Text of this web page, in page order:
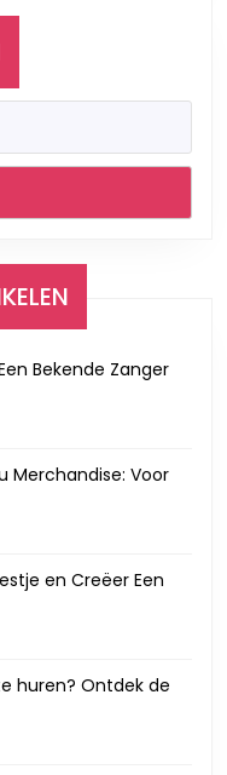
Bekende Zanger
Merchandise: Voor
en Creëer Een
huren? Ontdek de